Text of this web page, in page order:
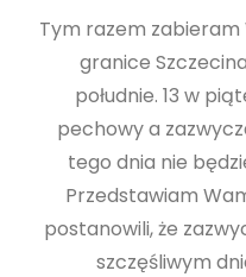
Tym razem zabieram
granice
południe. 13 w
pechowy a
tego dnia nie
Przedstawiam
postanowili, że
szczęśliwym